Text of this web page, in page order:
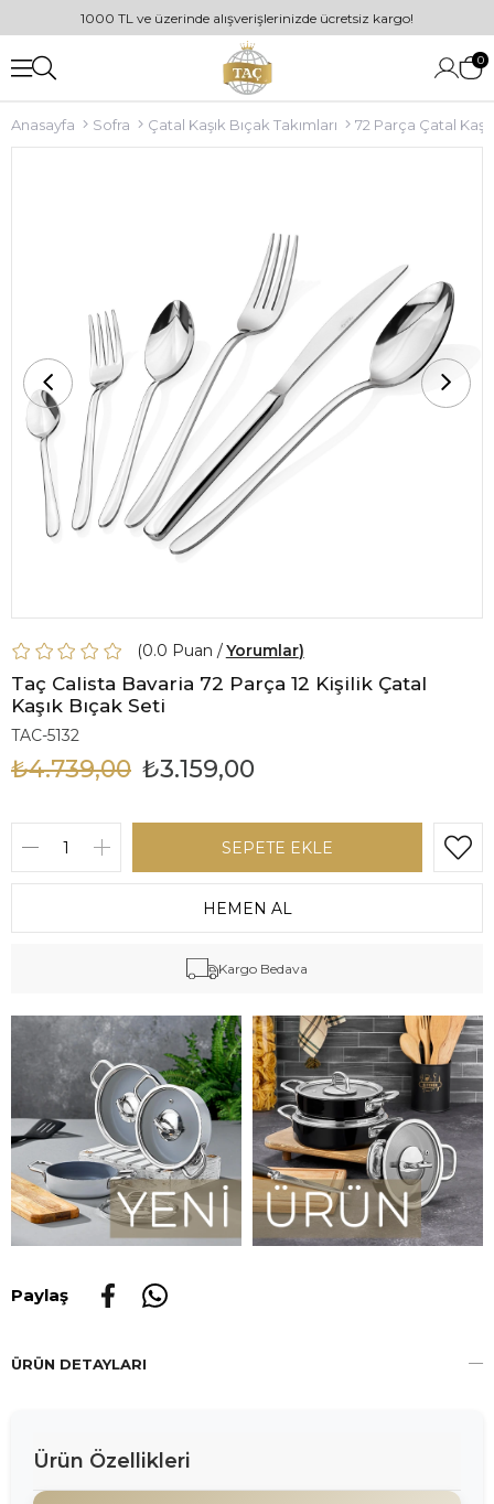
1000 TL ve üzerinde alışverişlerinizde ücretsiz kargo!
0
Anasayfa Sofra Çatal Kaşık Bıçak Takımları 72 Parça Çatal
0.0 Yorumlar
Taç Calista Bavaria 72 Parça 12 Kişilik Çatal
Kaşık Bıçak Seti
TAC-5132
₺4.739,00 ₺3.159,00
Kargo Bedava
Paylaş
ÜRÜN DETAYLARI
Ürün Özellikleri